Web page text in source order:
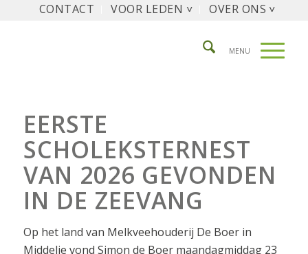
CONTACT VOOR LEDEN ˅ OVER ONS ˅
EERSTE
SCHOLEKSTERNEST
VAN 2026 GEVONDEN
IN DE ZEEVANG
Op het land van Melkveehouderij De Boer in
Middelie vond Simon de Boer maandagmiddag 23